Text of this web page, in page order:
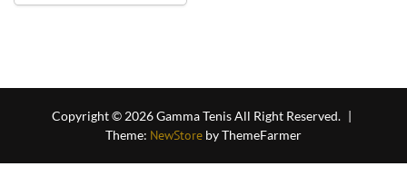
Copyright © 2026 Gamma Tenis All Right Reserved. |
Theme: NewStore by ThemeFarmer